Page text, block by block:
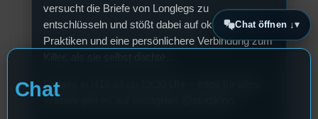
versucht die Briefe von Longlegs zu
entschlüsseln und stößt dabei auf okkulte
Praktiken und eine persönlichere Verbindung zum
Einlass in H16 ist ab 19:30 Uhr – Infos für alles
Chat öffnen ↓
Chat